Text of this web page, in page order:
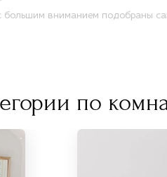
вниманием подобраны
по